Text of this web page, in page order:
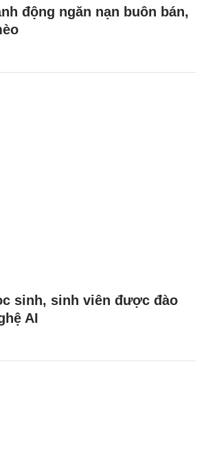
động ngăn nạn buôn bán,
sinh, sinh viên được đào
AI